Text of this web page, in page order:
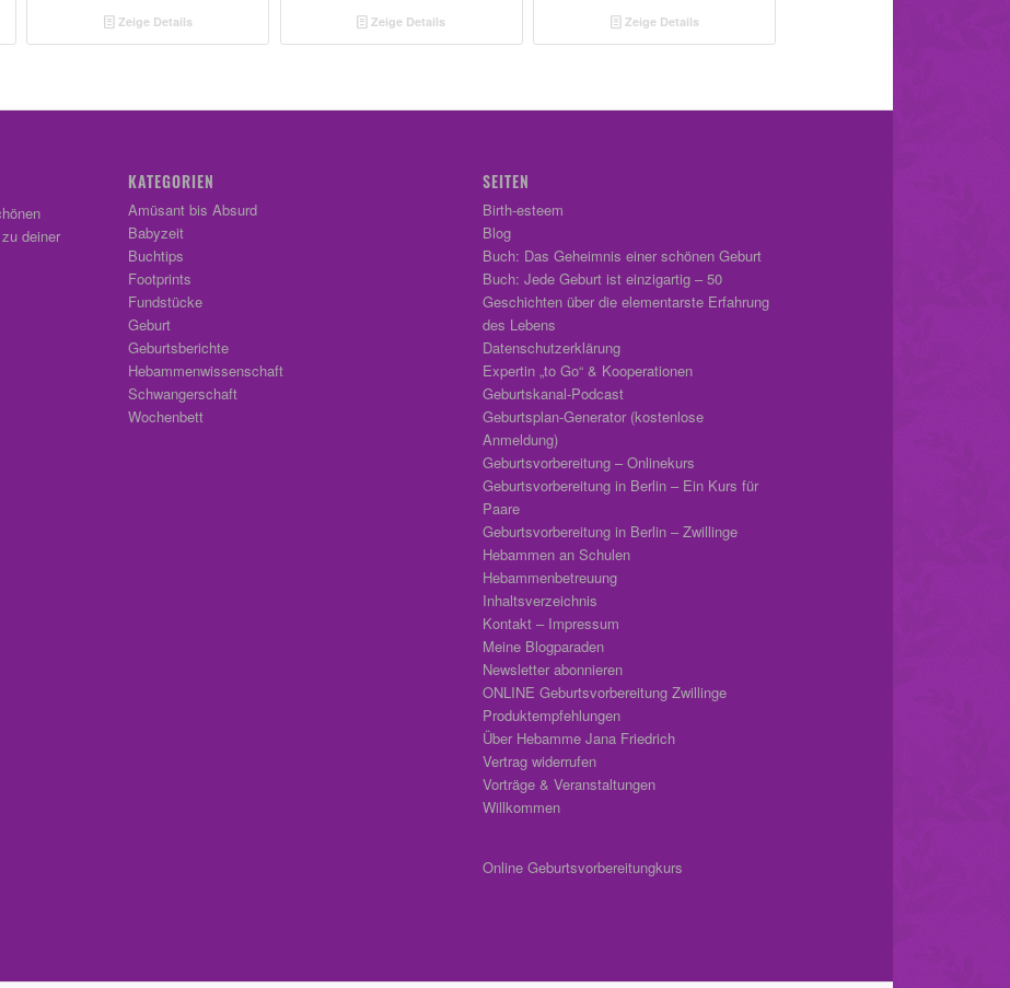
Zeige Details Zeige Details Zeige Details
deiner
KATEGORIEN
Amüsant bis Absurd
Babyzeit
Buchtips
Footprints
Fundstücke
Geburt
Geburtsberichte
Hebammenwissenschaft
Schwangerschaft
Wochenbett
SEITEN
Birth-esteem
Blog
Buch: Das Geheimnis einer schönen Geburt
Buch: Jede Geburt ist einzigartig – 50
Geschichten über die elementarste Erfahrung
des Lebens
Datenschutzerklärung
Expertin „to Go“ & Kooperationen
Geburtskanal-Podcast
Geburtsplan-Generator (kostenlose
Anmeldung)
Geburtsvorbereitung – Onlinekurs
Geburtsvorbereitung in Berlin – Ein Kurs für
Paare
Geburtsvorbereitung in Berlin – Zwillinge
Hebammen an Schulen
Hebammenbetreuung
Inhaltsverzeichnis
Kontakt – Impressum
Meine Blogparaden
Newsletter abonnieren
ONLINE Geburtsvorbereitung Zwillinge
Produktempfehlungen
Über Hebamme Jana Friedrich
Vertrag widerrufen
Vorträge & Veranstaltungen
Willkommen
Online Geburtsvorbereitungkurs